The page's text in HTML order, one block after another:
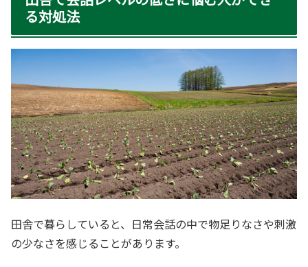
る対処法
田舎で暮らしていると、日常会話の中で物足りなさや刺激
の少なさを感じることがあります。